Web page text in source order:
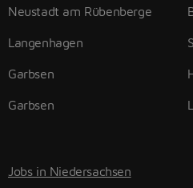
Neustadt am Rübenberge
Langenhagen
Garbsen
Garbsen
Jobs in Niedersachsen